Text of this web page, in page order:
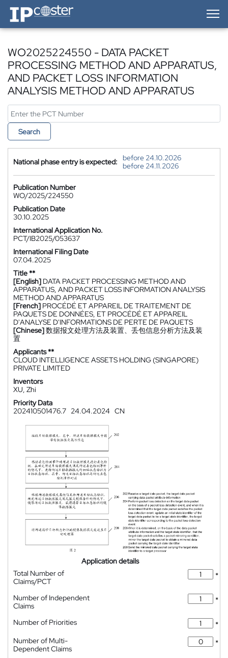
IP-Coster — Home
WO2025224550 - DATA PACKET
PROCESSING METHOD AND APPARATUS,
AND PACKET LOSS INFORMATION
ANALYSIS METHOD AND APPARATUS
Search
National phase entry is expected:
before 24.10.2026
before 24.11.2026
Publication Number
WO/2025/224550
Publication Date
30.10.2025
International Application No.
PCT/IB2025/053637
International Filing Date
07.04.2025
Title **
[English] DATA PACKET PROCESSING METHOD AND
APPARATUS, AND PACKET LOSS INFORMATION ANALYSIS
METHOD AND APPARATUS
[French] PROCÉDÉ ET APPAREIL DE TRAITEMENT DE
PAQUETS DE DONNÉES, ET PROCÉDÉ ET APPAREIL
D'ANALYSE D'INFORMATIONS DE PERTE DE PAQUETS
[Chinese]数据报文处理方法及装置、丢包信息分析方法及装
置
Applicants **
CLOUD INTELLIGENCE ASSETS HOLDING (SINGAPORE)
PRIVATE LIMITED
Inventors
XU, Zhi
Priority Data
202410501476.7 24.04.2024 CN
Application details
Total Number of
Claims/PCT
*
Number of Independent
Claims
*
Number of Priorities
*
Number of Multi-
Dependent Claims
*